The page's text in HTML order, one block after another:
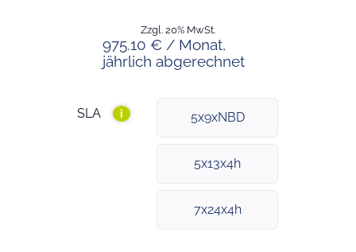
975.10 € / Monat,
jährlich abgerechnet
Zzgl. 20% MwSt.
SLA i 5x9xNBD
5x13x4h
7x24x4h